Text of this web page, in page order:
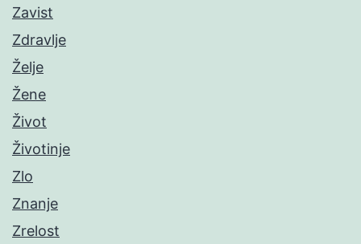
Zavist
Zdravlje
Želje
Žene
Život
Životinje
Zlo
Znanje
Zrelost